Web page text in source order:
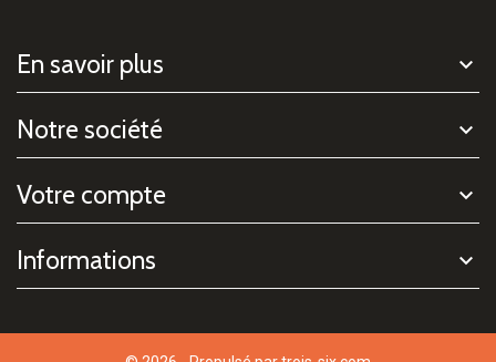
En savoir plus
Notre société
Votre compte
Informations